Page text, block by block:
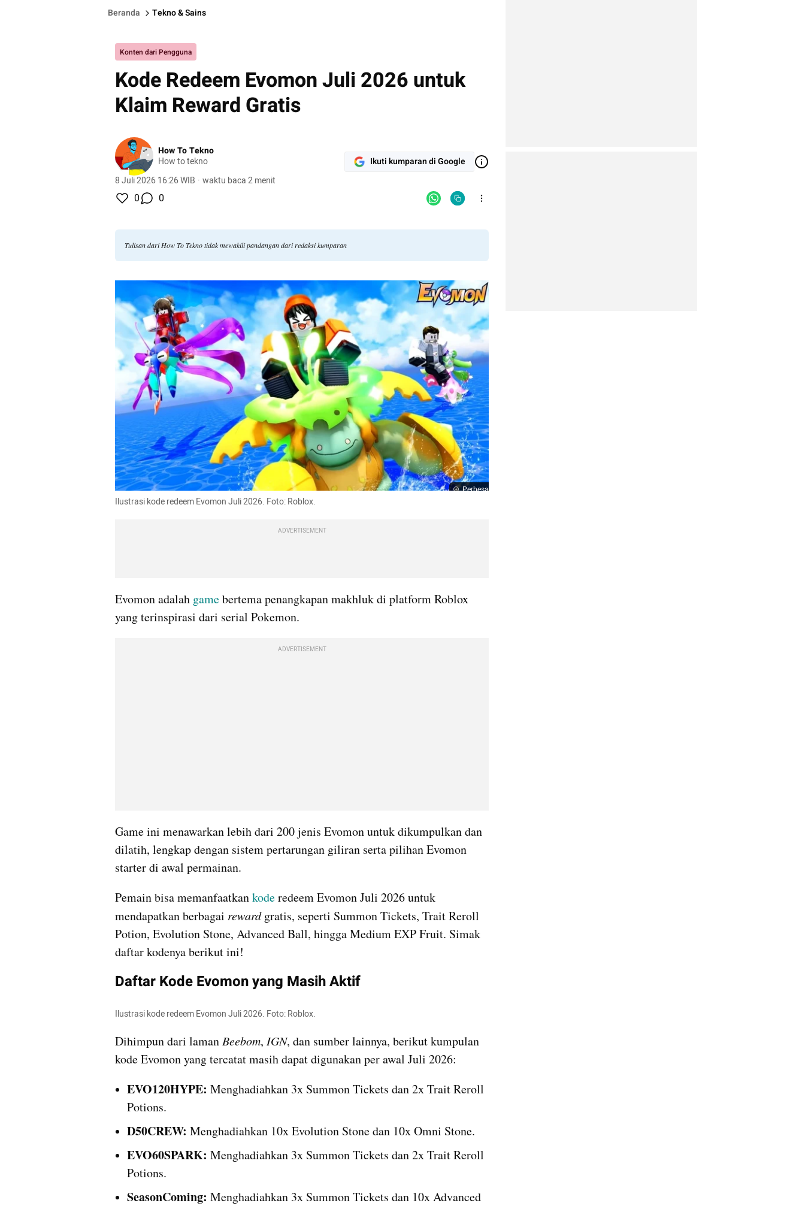
Beranda Tekno & Sains
Konten dari Pengguna
Kode Redeem Evomon Juli 2026 untuk
Klaim Reward Gratis
How To Tekno
How to tekno
8 Juli 2026 16:26 WIB · waktu baca 2 menit
Ikuti kumparan di Google
0 0
Tulisan dari How To Tekno tidak mewakili pandangan dari redaksi kumparan
Perbesar
Ilustrasi kode redeem Evomon Juli 2026. Foto: Roblox.
ADVERTISEMENT
Evomon adalah game bertema penangkapan makhluk di platform Roblox
yang terinspirasi dari serial Pokemon.
ADVERTISEMENT
Game ini menawarkan lebih dari 200 jenis Evomon untuk dikumpulkan dan
dilatih, lengkap dengan sistem pertarungan giliran serta pilihan Evomon
starter di awal permainan.
Pemain bisa memanfaatkan kode redeem Evomon Juli 2026 untuk
mendapatkan berbagai reward gratis, seperti Summon Tickets, Trait Reroll
Potion, Evolution Stone, Advanced Ball, hingga Medium EXP Fruit. Simak
daftar kodenya berikut ini!
Daftar Kode Evomon yang Masih Aktif
Ilustrasi kode redeem Evomon Juli 2026. Foto: Roblox.
Dihimpun dari laman Beebom, IGN, dan sumber lainnya, berikut kumpulan
kode Evomon yang tercatat masih dapat digunakan per awal Juli 2026:
EVO120HYPE: Menghadiahkan 3x Summon Tickets dan 2x Trait Reroll
Potions.
D50CREW: Menghadiahkan 10x Evolution Stone dan 10x Omni Stone.
EVO60SPARK: Menghadiahkan 3x Summon Tickets dan 2x Trait Reroll
Potions.
SeasonComing: Menghadiahkan 3x Summon Tickets dan 10x Advanced